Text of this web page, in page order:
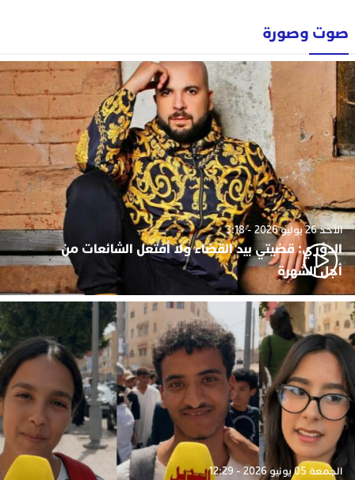
صوت وصورة
الأحد 26 يوليو 2026 - 3:18
الدوزي: قضيتي بيد القضاء ولا أفتعل الشائعات من
أجل الشهرة
الجمعة 05 يونيو 2026 - 12:29